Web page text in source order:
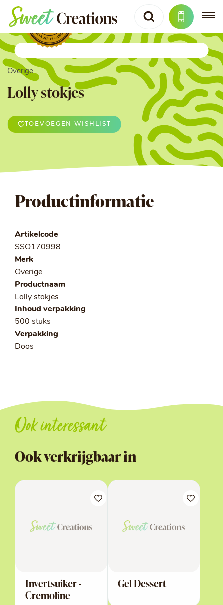
Overige
Lolly stokjes
TOEVOEGEN WISHLIST
Productinformatie
Artikelcode
SSO170998
Merk
Overige
Productnaam
Lolly stokjes
Inhoud verpakking
500 stuks
Verpakking
Doos
Ook interessant
Ook verkrijgbaar in
Invertsuiker -
Cremoline
Gel Dessert